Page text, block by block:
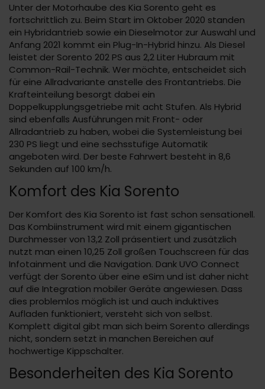
Unter der Motorhaube des Kia Sorento geht es
fortschrittlich zu. Beim Start im Oktober 2020 standen
ein Hybridantrieb sowie ein Dieselmotor zur Auswahl und
Anfang 2021 kommt ein Plug-In-Hybrid hinzu. Als Diesel
leistet der Sorento 202 PS aus 2,2 Liter Hubraum mit
Common-Rail-Technik. Wer möchte, entscheidet sich
für eine Allradvariante anstelle des Frontantriebs. Die
Krafteinteilung besorgt dabei ein
Doppelkupplungsgetriebe mit acht Stufen. Als Hybrid
sind ebenfalls Ausführungen mit Front- oder
Allradantrieb zu haben, wobei die Systemleistung bei
230 PS liegt und eine sechsstufige Automatik
angeboten wird. Der beste Fahrwert besteht in 8,6
Sekunden auf 100 km/h.
Komfort des Kia Sorento
Der Komfort des Kia Sorento ist fast schon sensationell.
Das Kombiinstrument wird mit einem gigantischen
Durchmesser von 13,2 Zoll präsentiert und zusätzlich
nutzt man einen 10,25 Zoll großen Touchscreen für das
Infotainment und die Navigation. Dank UVO Connect
verfügt der Sorento über eine eSim und ist daher nicht
auf die Integration mobiler Geräte angewiesen. Dass
dies problemlos möglich ist und auch induktives
Aufladen funktioniert, versteht sich von selbst.
Komplett digital gibt man sich beim Sorento allerdings
nicht, sondern setzt in manchen Bereichen auf
hochwertige Kippschalter.
Besonderheiten des Kia Sorento